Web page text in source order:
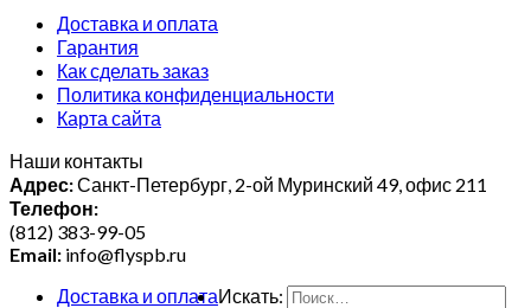
Доставка и оплата
Гарантия
Как сделать заказ
Политика конфиденциальности
Карта сайта
Наши контакты
Адрес:Санкт-Петербург, 2-ой Муринский 49, офис 211
Телефон:
(812) 383-99-05
Email: info@flyspb.ru
Доставка и оплатаИскать: